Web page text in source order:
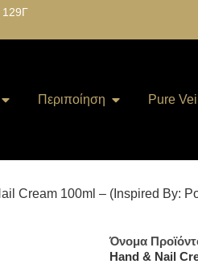
Περιποίηση Pure Veil
Cream 100ml – (Inspired By:
Όνομα
Hand & Nail